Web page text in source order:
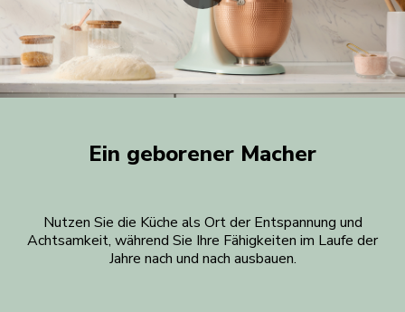
Ein geborener Macher
Nutzen Sie die Küche als Ort der Entspannung und
Achtsamkeit, während Sie Ihre Fähigkeiten im Laufe der
Jahre nach und nach ausbauen.